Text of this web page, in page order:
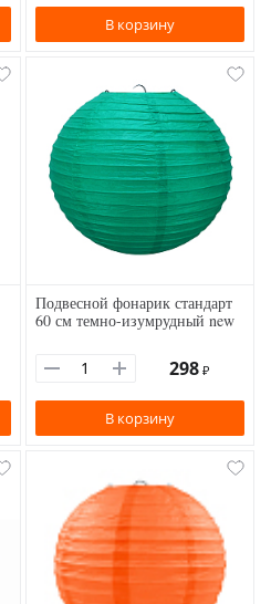
В корзину
Подвесной фонарик стандарт
60 см темно-изумрудный new
298 ₽
В корзину